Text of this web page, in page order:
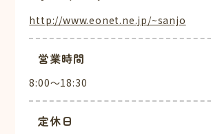
http://www.eonet.ne.jp/~sanjo
営業時間
8:00～18:30
定休日